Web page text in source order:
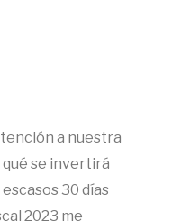
a nuestra
se invertirá
30 días
2023 me